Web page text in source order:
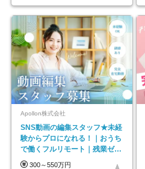
Apollon株式会社
SNS動画の編集スタッフ★未経
験からプロになれる！｜おうち
で働くフルリモート｜残業ゼロ
で18時退勤◎
300～550万円